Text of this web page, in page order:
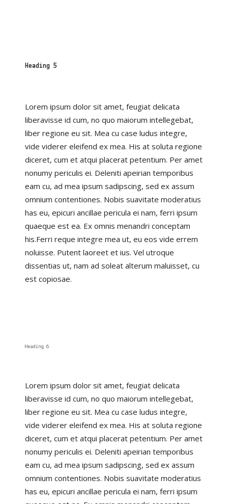
Heading 5
Lorem ipsum dolor sit amet, feugiat delicata
liberavisse id cum, no quo maiorum intellegebat,
liber regione eu sit. Mea cu case ludus integre,
vide viderer eleifend ex mea. His at soluta regione
diceret, cum et atqui placerat petentium. Per amet
nonumy periculis ei. Deleniti apeirian temporibus
eam cu, ad mea ipsum sadipscing, sed ex assum
omnium contentiones. Nobis suavitate moderatius
has eu, epicuri ancillae pericula ei nam, ferri ipsum
quaeque est ea. Ex omnis menandri conceptam
his.Ferri reque integre mea ut, eu eos vide errem
noluisse. Putent laoreet et ius. Vel utroque
dissentias ut, nam ad soleat alterum maluisset, cu
est copiosae.
Heading 6
Lorem ipsum dolor sit amet, feugiat delicata
liberavisse id cum, no quo maiorum intellegebat,
liber regione eu sit. Mea cu case ludus integre,
vide viderer eleifend ex mea. His at soluta regione
diceret, cum et atqui placerat petentium. Per amet
nonumy periculis ei. Deleniti apeirian temporibus
eam cu, ad mea ipsum sadipscing, sed ex assum
omnium contentiones. Nobis suavitate moderatius
has eu, epicuri ancillae pericula ei nam, ferri ipsum